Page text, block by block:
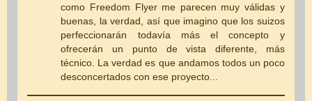
como Freedom Flyer me parecen muy válidas y
buenas, la verdad, así que imagino que los suizos
perfeccionarán todavía más el concepto y
ofrecerán un punto de vista diferente, más
técnico. La verdad es que andamos todos un poco
desconcertados con ese proyecto...